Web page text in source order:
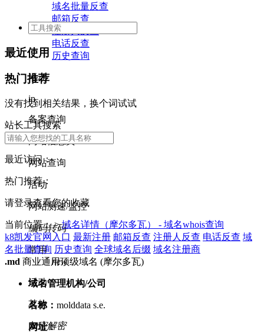
域名批量反查
邮箱反查
注册人反查
电话反查
历史查询
活动
ip
备案查询
网站信息类
网站查询
活动
网站测速/监控
编码转码
常用
new
活动
其他
加密解密
最近使用
热门推荐
没有找到相关结果，换个词试试
站长工具搜索
最近访问：
热门推荐：
请登录查看您的收藏
当前位置： >域名详情（摩尔多瓦） - 域名whois查询
k8凯发官网入口 最新注册 邮箱反查 注册人反查 电话反查 域
名批量查询 历史查询 全球域名后缀 域名注册商
.md 商业通用顶级域名 (摩尔多瓦)
域名管理机构/公司
名称： molddata s.e.
网址：